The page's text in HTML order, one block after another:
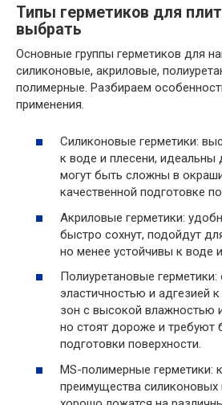
Типы герметиков для
выбрать
Основные группы герметиков для
силиконовые, акриловые,
полимерные. Разбираем
применения.
Силиконовые герметики:
к воде и плесени, идеальны
могут быть сложны в
качественной подготовке
Акриловые герметики:
быстро сохнут, подойдут
но менее устойчивы к воде
Полиуретановые
эластичностью и адгезией
зон с высокой влажностью
но стоят дороже и требуют
подготовки поверхности.
MS-полимерные герметики:
преимущества силиконовых